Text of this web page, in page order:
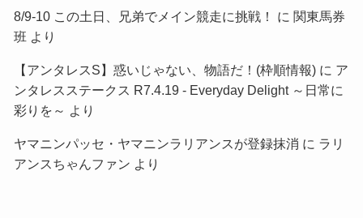
8/9-10 この土日、兄弟でメイン競走に挑戦！ に 関東馬券
班 より
【アンタレスS】惑いじゃない、物語だ！(枠順情報)に ア
ンタレスステークス R7.4.19 - Everyday Delight ～日常に
彩りを～ より
ヤマニンパッセ・ヤマニンラリアンスが登録抹消 に ラリ
アンスちゃんファン より